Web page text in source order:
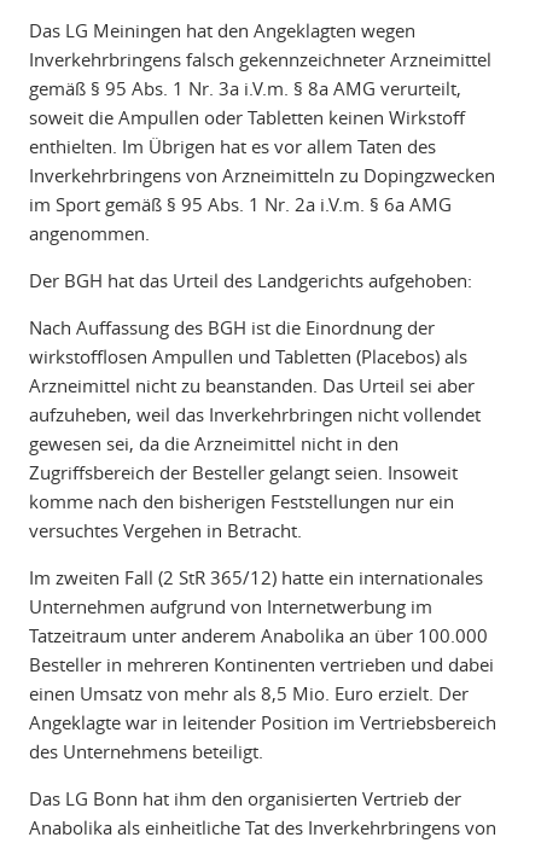
Das LG Meiningen hat den Angeklagten wegen
Inverkehrbringens falsch gekennzeichneter Arzneimittel
gemäß § 95 Abs. 1 Nr. 3a i.V.m. § 8a AMG verurteilt,
soweit die Ampullen oder Tabletten keinen Wirkstoff
enthielten. Im Übrigen hat es vor allem Taten des
Inverkehrbringens von Arzneimitteln zu Dopingzwecken
im Sport gemäß § 95 Abs. 1 Nr. 2a i.V.m. § 6a AMG
angenommen.
Der BGH hat das Urteil des Landgerichts aufgehoben:
Nach Auffassung des BGH ist die Einordnung der
wirkstofflosen Ampullen und Tabletten (Placebos) als
Arzneimittel nicht zu beanstanden. Das Urteil sei aber
aufzuheben, weil das Inverkehrbringen nicht vollendet
gewesen sei, da die Arzneimittel nicht in den
Zugriffsbereich der Besteller gelangt seien. Insoweit
komme nach den bisherigen Feststellungen nur ein
versuchtes Vergehen in Betracht.
Im zweiten Fall (2 StR 365/12) hatte ein internationales
Unternehmen aufgrund von Internetwerbung im
Tatzeitraum unter anderem Anabolika an über 100.000
Besteller in mehreren Kontinenten vertrieben und dabei
einen Umsatz von mehr als 8,5 Mio. Euro erzielt. Der
Angeklagte war in leitender Position im Vertriebsbereich
des Unternehmens beteiligt.
Das LG Bonn hat ihm den organisierten Vertrieb der
Anabolika als einheitliche Tat des Inverkehrbringens von